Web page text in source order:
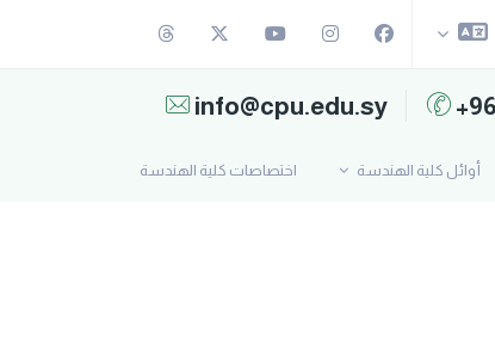
info@cpu.edu.sy
أوائل كلية الهندسة اختصاصات كلية الهندسة